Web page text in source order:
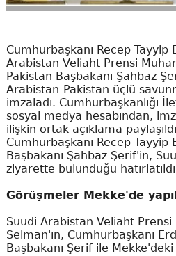
Cumhurbaşkanı Recep Tayyip
Arabistan Veliaht Prensi
Pakistan Başbakanı Şahbaz
Arabistan-Pakistan üçlü
imzaladı. Cumhurbaşkanlığı
sosyal medya hesabından,
ilişkin ortak açıklama
Cumhurbaşkanı Recep Tayyip
Başbakanı Şahbaz Şerif'in,
ziyarette bulunduğu
Görüşmeler Mekke'de
Suudi Arabistan Veliaht
Selman'ın, Cumhurbaşkanı
Başbakanı Şerif ile